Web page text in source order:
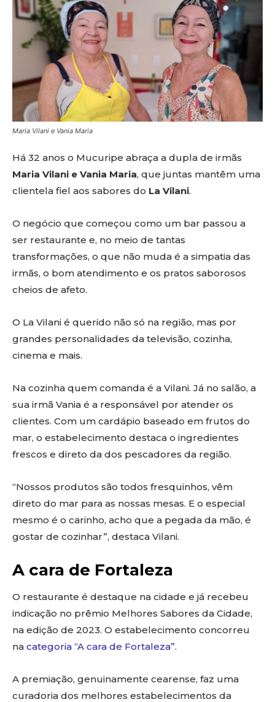
Maria Vilani e Vania Maria
Há 32 anos o Mucuripe abraça a dupla de irmãs
Maria Vilani e Vania Maria, que juntas mantêm uma
clientela fiel aos sabores do La Vilani.
O negócio que começou como um bar passou a
ser restaurante e, no meio de tantas
transformações, o que não muda é a simpatia das
irmãs, o bom atendimento e os pratos saborosos
cheios de afeto.
O La Vilani é querido não só na região, mas por
grandes personalidades da televisão, cozinha,
cinema e mais.
Na cozinha quem comanda é a Vilani. Já no salão, a
sua irmã Vania é a responsável por atender os
clientes. Com um cardápio baseado em frutos do
mar, o estabelecimento destaca o ingredientes
frescos e direto da dos pescadores da região.
“Nossos produtos são todos fresquinhos, vêm
direto do mar para as nossas mesas. E o especial
mesmo é o carinho, acho que a pegada da mão, é
gostar de cozinhar”, destaca Vilani.
A cara de Fortaleza
O restaurante é destaque na cidade e já recebeu
indicação no prêmio Melhores Sabores da Cidade,
na edição de 2023. O estabelecimento concorreu
na categoria “A cara de Fortaleza”.
A premiação, genuinamente cearense, faz uma
curadoria dos melhores estabelecimentos da